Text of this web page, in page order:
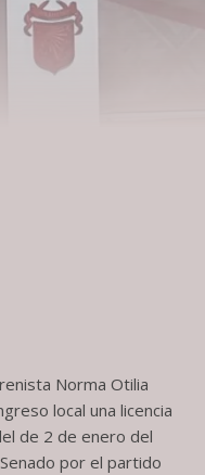
Norma Otilia
local una licencia
de 2 de enero del
por el partido